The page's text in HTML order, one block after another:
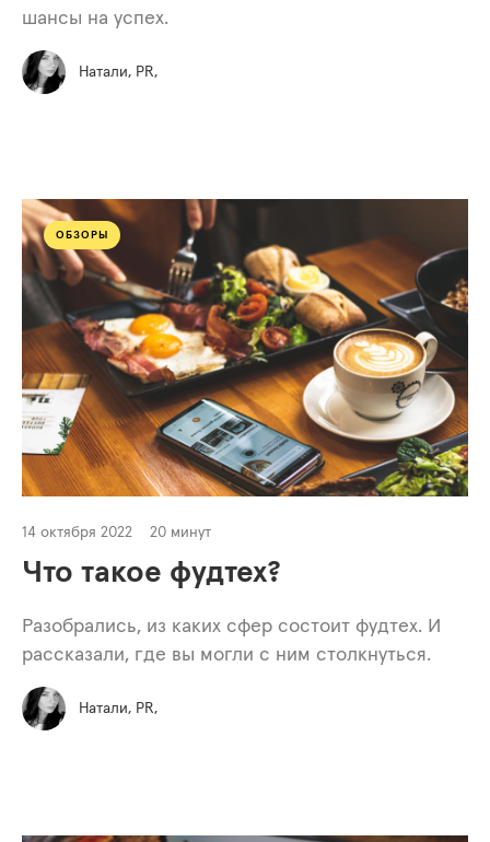
шансы на успех.
Натали, PR,
ОБЗОРЫ
14 октября 2022 20 минут
Что такое фудтех?
Разобрались, из каких сфер состоит фудтех. И
рассказали, где вы могли с ним столкнуться.
Натали, PR,